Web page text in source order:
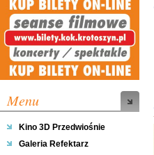
Menu
Kino 3D Przedwiośnie
Galeria Refektarz